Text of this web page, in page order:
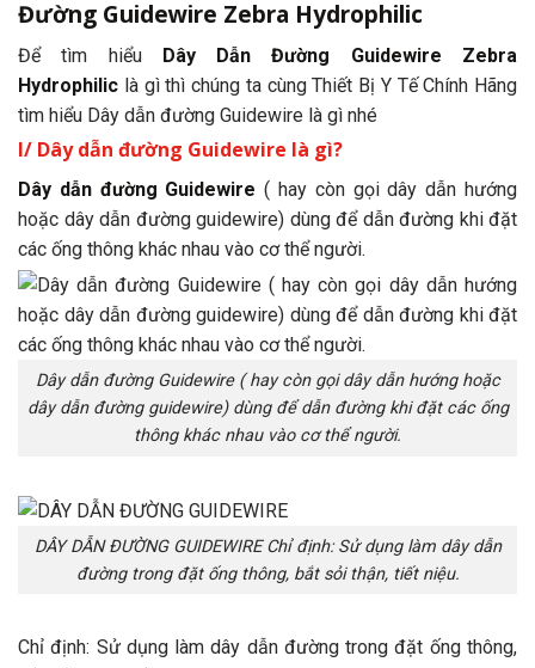
Đường Guidewire Zebra Hydrophilic
Để tìm hiểu Dây Dẫn Đường Guidewire Zebra
Hydrophilic là gì thì chúng ta cùng Thiết Bị Y Tế Chính Hãng
tìm hiểu Dây dẫn đường Guidewire là gì nhé
I/ Dây dẫn đường Guidewire là gì?
Dây dẫn đường Guidewire ( hay còn gọi dây dẫn hướng
hoặc dây dẫn đường guidewire) dùng để dẫn đường khi đặt
các ống thông khác nhau vào cơ thể người.
Dây dẫn đường Guidewire ( hay còn gọi dây dẫn hướng hoặc
dây dẫn đường guidewire) dùng để dẫn đường khi đặt các ống
thông khác nhau vào cơ thể người.
DÂY DẪN ĐƯỜNG GUIDEWIRE Chỉ định: Sử dụng làm dây dẫn
đường trong đặt ống thông, bắt sỏi thận, tiết niệu.
Chỉ định: Sử dụng làm dây dẫn đường trong đặt ống thông,